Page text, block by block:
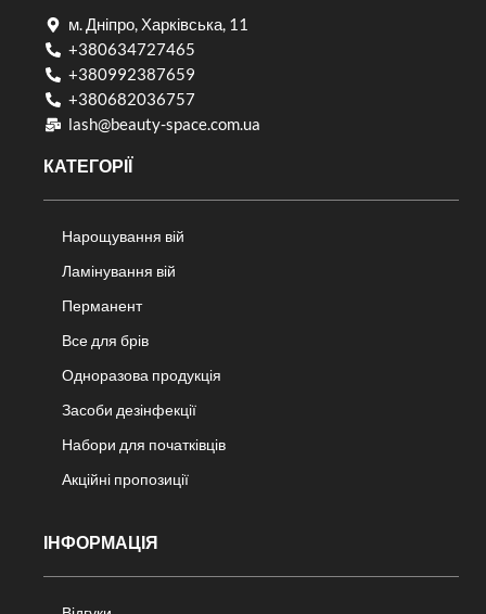
м. Дніпро, Харківська, 11
+380634727465
+380992387659
+380682036757​
lash@beauty-space.com.ua
КАТЕГОРІЇ
Нарощування вій
Ламінування вій
Перманент
Все для брів
Одноразова продукція
Засоби дезінфекції
Набори для початківців
Акційні пропозиції
ІНФОРМАЦІЯ